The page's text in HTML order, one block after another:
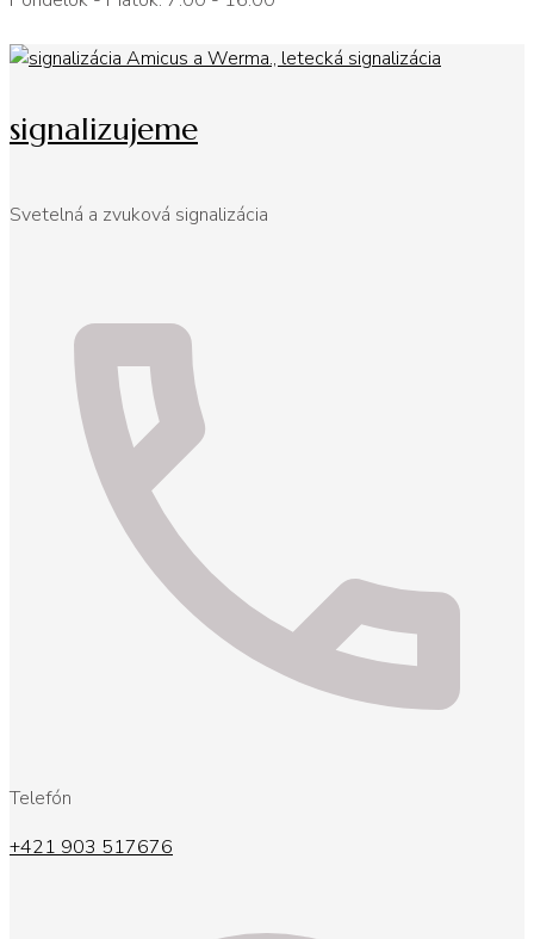
signalizujeme
Svetelná a zvuková signalizácia
Telefón
+421 903 517676